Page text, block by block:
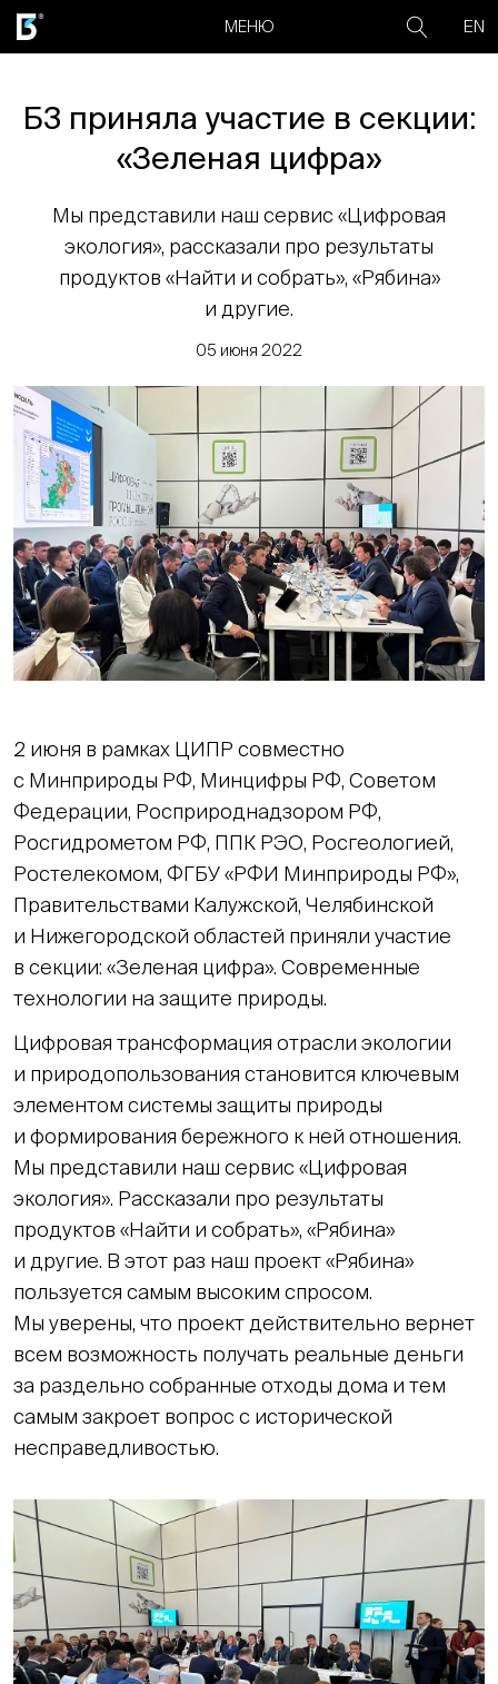
МЕНЮ EN
Б3 приняла участие в секции:
«Зеленая цифра»
Мы представили наш сервис «Цифровая
экология», рассказали про результаты
продуктов «Найти и собрать», «Рябина»
и другие.
05 июня 2022
2 июня в рамках ЦИПР совместно
с Минприроды РФ, Минцифры РФ, Советом
Федерации, Росприроднадзором РФ,
Росгидрометом РФ, ППК РЭО, Росгеологией,
Ростелекомом, ФГБУ «РФИ Минприроды РФ»,
Правительствами Калужской, Челябинской
и Нижегородской областей приняли участие
в секции: «Зеленая цифра». Современные
технологии на защите природы.
Цифровая трансформация отрасли экологии
и природопользования становится ключевым
элементом системы защиты природы
и формирования бережного к ней отношения.
Мы представили наш сервис «Цифровая
экология». Рассказали про результаты
продуктов «Найти и собрать», «Рябина»
и другие. В этот раз наш проект «Рябина»
пользуется самым высоким спросом.
Мы уверены, что проект действительно вернет
всем возможность получать реальные деньги
за раздельно собранные отходы дома и тем
самым закроет вопрос с исторической
несправедливостью.